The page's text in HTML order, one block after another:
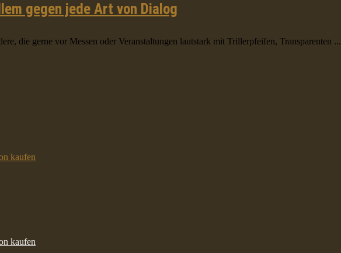
gegen jede Art von Dialog
die gerne vor Messen oder Veranstaltungen lautstark mit Trillerpfeifen, Transparenten ...